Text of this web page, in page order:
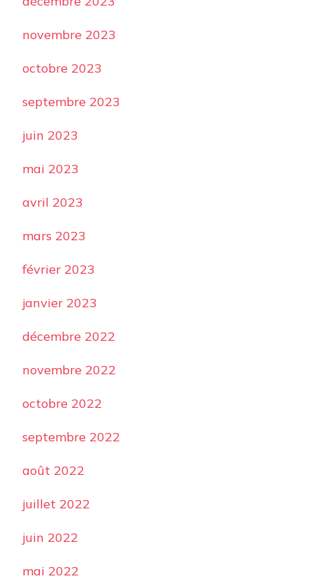
novembre 2023
octobre 2023
septembre 2023
juin 2023
mai 2023
avril 2023
mars 2023
février 2023
janvier 2023
décembre 2022
novembre 2022
octobre 2022
septembre 2022
août 2022
juillet 2022
juin 2022
mai 2022